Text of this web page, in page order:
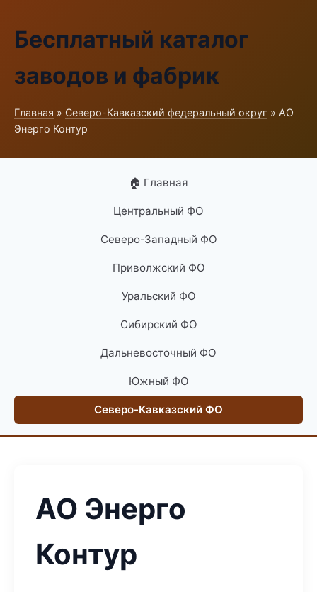
Бесплатный каталог
заводов и фабрик
Главная » Северо-Кавказский федеральный округ » АО
Энерго Контур
🏠 Главная
Центральный ФО
Северо-Западный ФО
Приволжский ФО
Уральский ФО
Сибирский ФО
Дальневосточный ФО
Южный ФО
Северо-Кавказский ФО
АО Энерго
Контур